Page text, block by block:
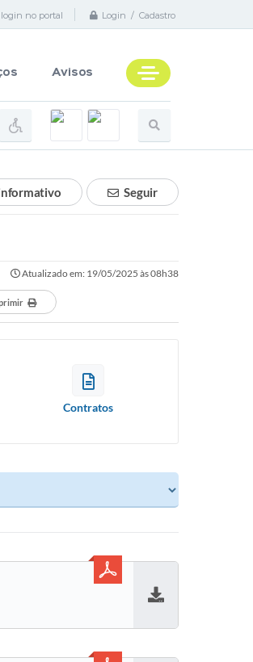
no portal Login / Cadastro
Avisos
Seguir
Atualizado em: 19/05/2025 às 08h38
Contratos